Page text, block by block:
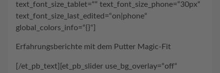
text_font_size_tablet=““ text_font_size_phone=“30px“
text_font_size_last_edited=“on|phone“
global_colors_info=“{}“]
Erfahrungsberichte mit dem Putter Magic-Fit
[/et_pb_text][et_pb_slider use_bg_overlay=“off“